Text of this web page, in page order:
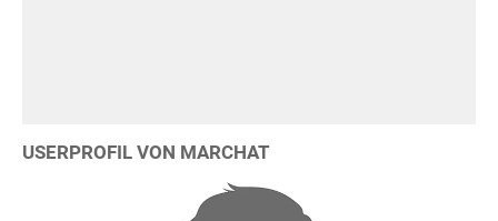
USERPROFIL VON MARCHAT